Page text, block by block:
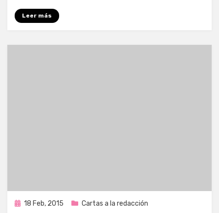
Leer más
Publicada
18 Feb, 2015 Cartas a la redacción